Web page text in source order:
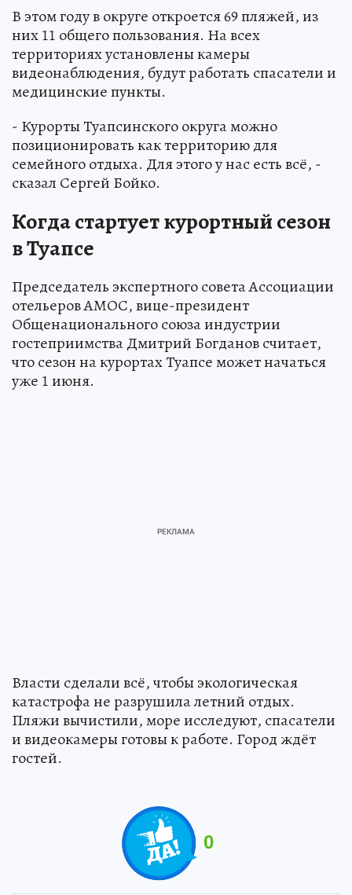
В этом году в округе откроется 69 пляжей, из
них 11 общего пользования. На всех
территориях установлены камеры
видеонаблюдения, будут работать спасатели и
медицинские пункты.
- Курорты Туапсинского округа можно
позиционировать как территорию для
семейного отдыха. Для этого у нас есть всё, -
сказал Сергей Бойко.
Когда стартует курортный сезон
в Туапсе
Председатель экспертного совета Ассоциации
отельеров АМОС, вице-президент
Общенационального союза индустрии
гостеприимства Дмитрий Богданов считает,
что сезон на курортах Туапсе может начаться
уже 1 июня.
Власти сделали всё, чтобы экологическая
катастрофа не разрушила летний отдых.
Пляжи вычистили, море исследуют, спасатели
и видеокамеры готовы к работе. Город ждёт
гостей.
0